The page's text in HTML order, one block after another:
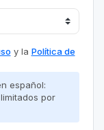
y la Política de
español:
por